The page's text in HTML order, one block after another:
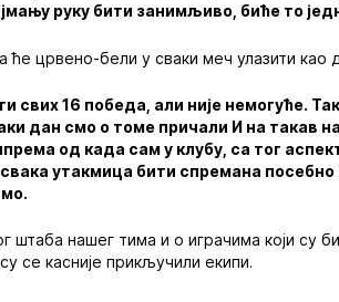
руку бити занимљиво, биће то
ће црвено-бели у сваки меч улазити као
свих 16 победа, али није немогуће.
дан смо о томе причали И на такав
од када сам у клубу, са тог
утакмица бити спремана посебно
штаба нашег тима и о играчима који су
се касније прикључили екипи.